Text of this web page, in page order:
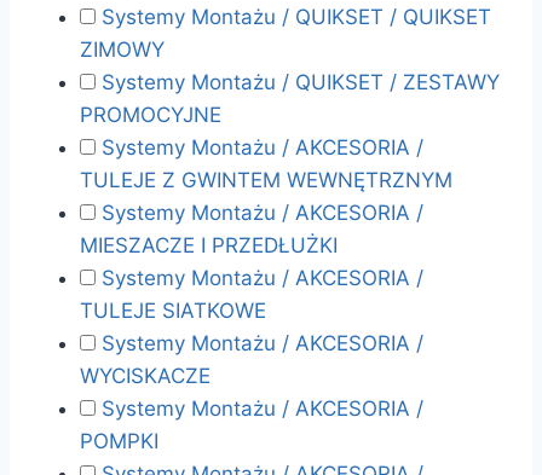
Systemy Montażu / QUIKSET / QUIKSET
ZIMOWY
Systemy Montażu / QUIKSET / ZESTAWY
PROMOCYJNE
Systemy Montażu / AKCESORIA /
TULEJE Z GWINTEM WEWNĘTRZNYM
Systemy Montażu / AKCESORIA /
MIESZACZE I PRZEDŁUŻKI
Systemy Montażu / AKCESORIA /
TULEJE SIATKOWE
Systemy Montażu / AKCESORIA /
WYCISKACZE
Systemy Montażu / AKCESORIA /
POMPKI